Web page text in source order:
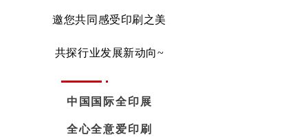
邀您共同感受印刷之美
共探行业发展新动向~
中国国际全印展
全心全意爱印刷